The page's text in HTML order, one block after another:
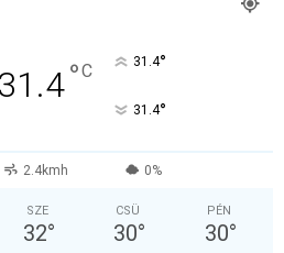
31.4°C 31.4°
31.4°
2.4kmh 0%
SZE
32°
CSÜ
30°
PÉN
30°